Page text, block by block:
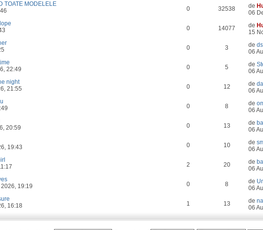
TOATE MODELELE
0 32538 de
06
0 14077 de
15
0 3 de
06
22:49 0 5 de
06
night
21:55 0 12 de
06
0 8 de
06
20:59 0 13 de
06
19:43 0 10 de
06
2 20 de
06
19:19 0 8 de
06
16:18 1 13 de
06